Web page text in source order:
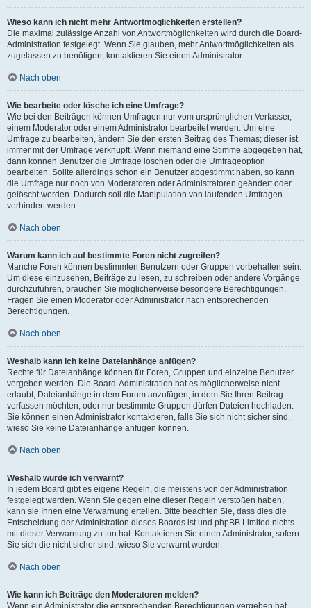
Wieso kann ich nicht mehr Antwortmöglichkeiten erstellen?
Die maximal zulässige Anzahl von Antwortmöglichkeiten wird durch die Board-
Administration festgelegt. Wenn Sie glauben, mehr Antwortmöglichkeiten als
zugelassen zu benötigen, kontaktieren Sie einen Administrator.
Nach oben
Wie bearbeite oder lösche ich eine Umfrage?
Wie bei den Beiträgen können Umfragen nur vom ursprünglichen Verfasser,
einem Moderator oder einem Administrator bearbeitet werden. Um eine
Umfrage zu bearbeiten, ändern Sie den ersten Beitrag des Themas; dieser ist
immer mit der Umfrage verknüpft. Wenn niemand eine Stimme abgegeben hat,
dann können Benutzer die Umfrage löschen oder die Umfrageoption
bearbeiten. Sollte allerdings schon ein Benutzer abgestimmt haben, so kann
die Umfrage nur noch von Moderatoren oder Administratoren geändert oder
gelöscht werden. Dadurch soll die Manipulation von laufenden Umfragen
verhindert werden.
Nach oben
Warum kann ich auf bestimmte Foren nicht zugreifen?
Manche Foren können bestimmten Benutzern oder Gruppen vorbehalten sein.
Um diese einzusehen, Beiträge zu lesen, zu schreiben oder andere Vorgänge
durchzuführen, brauchen Sie möglicherweise besondere Berechtigungen.
Fragen Sie einen Moderator oder Administrator nach entsprechenden
Berechtigungen.
Nach oben
Weshalb kann ich keine Dateianhänge anfügen?
Rechte für Dateianhänge können für Foren, Gruppen und einzelne Benutzer
vergeben werden. Die Board-Administration hat es möglicherweise nicht
erlaubt, Dateianhänge in dem Forum anzufügen, in dem Sie Ihren Beitrag
verfassen möchten, oder nur bestimmte Gruppen dürfen Dateien hochladen.
Sie können einen Administrator kontaktieren, falls Sie sich nicht sicher sind,
wieso Sie keine Dateianhänge anfügen können.
Nach oben
Weshalb wurde ich verwarnt?
In jedem Board gibt es eigene Regeln, die meistens von der Administration
festgelegt werden. Wenn Sie gegen eine dieser Regeln verstoßen haben,
kann sie Ihnen eine Verwarnung erteilen. Bitte beachten Sie, dass dies die
Entscheidung der Administration dieses Boards ist und phpBB Limited nichts
mit dieser Verwarnung zu tun hat. Kontaktieren Sie einen Administrator, sofern
Sie sich die nicht sicher sind, wieso Sie verwarnt wurden.
Nach oben
Wie kann ich Beiträge den Moderatoren melden?
Wenn ein Administrator die entsprechenden Berechtigungen vergeben hat,